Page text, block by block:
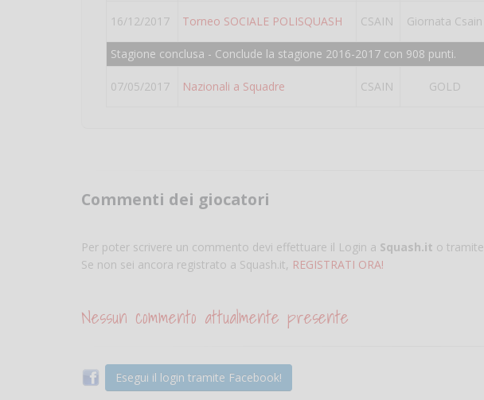
16/12/2017 Torneo SOCIALE POLISQUASH CSAIN Giornata Csain
Stagione conclusa - Conclude la stagione 2016-2017 con 908 punti.
07/05/2017 Nazionali a Squadre CSAIN GOLD
Commenti dei giocatori
Per poter scrivere un commento devi effettuare il Login a Squash.it o tramite
Se non sei ancora registrato a Squash.it, REGISTRATI ORA!
Nessun commento attualmente presente
Esegui il login tramite Facebook!